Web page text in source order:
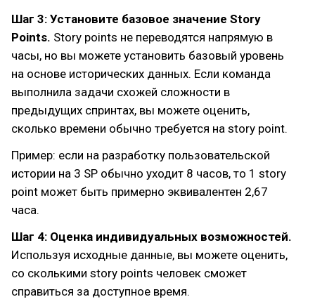
Шаг 3: Установите базовое значение Story
Points. Story points не переводятся напрямую в
часы, но вы можете установить базовый уровень
на основе исторических данных. Если команда
выполнила задачи схожей сложности в
предыдущих спринтах, вы можете оценить,
сколько времени обычно требуется на story point.
Пример: если на разработку пользовательской
истории на 3 SP обычно уходит 8 часов, то 1 story
point может быть примерно эквивалентен 2,67
часа.
Шаг 4: Оценка индивидуальных возможностей.
Используя исходные данные, вы можете оценить,
со сколькими story points человек сможет
справиться за доступное время.